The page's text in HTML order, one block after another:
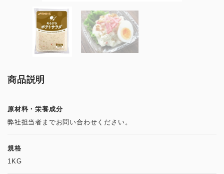
商品説明
原材料・栄養成分
弊社担当者までお問い合わせください。
規格
1KG